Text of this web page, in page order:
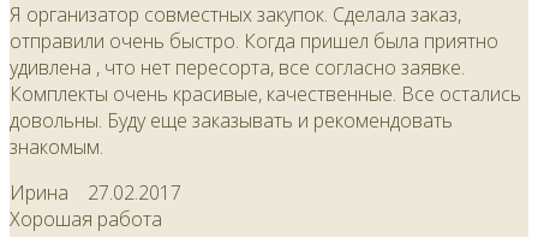
Я организатор совместных закупок. Сделала заказ,
отправили очень быстро. Когда пришел была приятно
удивлена , что нет пересорта, все согласно заявке.
Комплекты очень красивые, качественные. Все остались
довольны. Буду еще заказывать и рекомендовать
знакомым.
Ирина 27.02.2017
Хорошая работа